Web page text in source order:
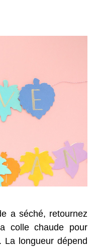
a séché, retournez
colle chaude pour
longueur dépend